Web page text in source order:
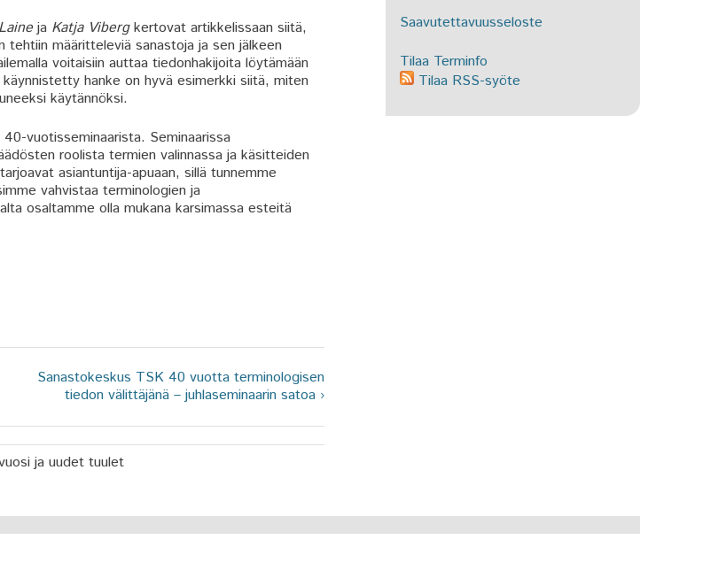
ja Katja Vibergkertovat artikkelissaan siitä,
tehtiin määritteleviä sanastoja ja sen jälkeen
voitaisiin auttaa tiedonhakijoita löytämään
hanke on hyvä esimerkki siitä, miten
käytännöksi.
vuotisseminaarista. Seminaarissa
roolista termien valinnassa ja käsitteiden
asiantuntija-apuaan, sillä tunnemme
vahvistaa terminologien ja
osaltamme olla mukana karsimassa esteitä
Sanastokeskus TSK 40 vuotta terminologisen
tiedon välittäjänä – juhlaseminaarin satoa ›
Saavutettavuusseloste
Tilaa Terminfo
Tilaa RSS-syöte
ja uudet tuulet